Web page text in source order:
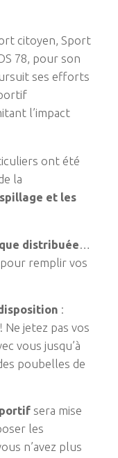
citoyen, Sport
78, pour son
ses efforts
l’impact
ont été
la
et les
distribuée…
remplir vos
:
Ne jetez pas vos
vous jusqu’à
poubelles de
sera mise
les
n’avez plus